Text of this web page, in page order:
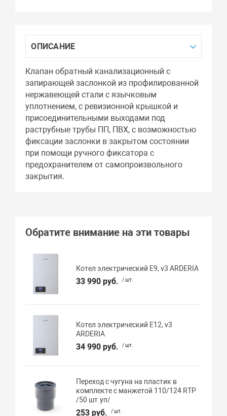
ОПИСАНИЕ
Клапан обратный канализационный с
запирающей заслонкой из профилированной
нержавеющей стали с язычковым
уплотнением, с ревизионной крышкой и
присоединительными выходами под
раструбные трубы ПП, ПВХ, с возможностью
фиксации заслонки в закрытом состоянии
при помощи ручного фиксатора с
предохранителем от самопроизвольного
закрытия.
Обратите внимание на эти товары
Котел электрический E9, v3 ARDERIA
33 990 руб. / шт.
Котел электрический E12, v3
ARDERIA
34 990 руб. / шт.
Переход с чугуна на пластик в
комплекте с манжетой 110/124 RTP
/50 шт.уп/
253 руб. / шт.